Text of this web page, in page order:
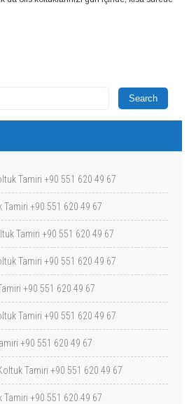
Tamiri +90 551 620 49 67
Tamiri +90 551 620 49 67
Tamiri +90 551 620 49 67
Tamiri +90 551 620 49 67
+90 551 620 49 67
Tamiri +90 551 620 49 67
+90 551 620 49 67
Tamiri +90 551 620 49 67
Tamiri +90 551 620 49 67